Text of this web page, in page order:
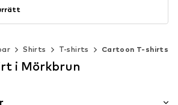
Shirts T-shirts Cartoon T-shirts
i Mörkbrun